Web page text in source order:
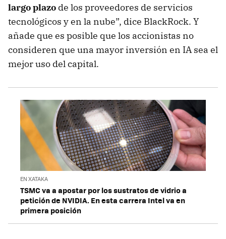
largo plazo de los proveedores de servicios
tecnológicos y en la nube”, dice BlackRock. Y
añade que es posible que los accionistas no
consideren que una mayor inversión en IA sea el
mejor uso del capital.
EN XATAKA
TSMC va a apostar por los sustratos de vidrio a
petición de NVIDIA. En esta carrera Intel va en
primera posición